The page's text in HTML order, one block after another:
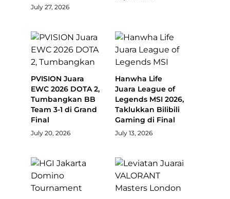
July 27, 2026
PVISION Juara
EWC 2026 DOTA 2,
Tumbangkan BB
Team 3-1 di Grand
Final
July 20, 2026
Hanwha Life
Juara League of
Legends MSI 2026,
Taklukkan Bilibili
Gaming di Final
July 13, 2026